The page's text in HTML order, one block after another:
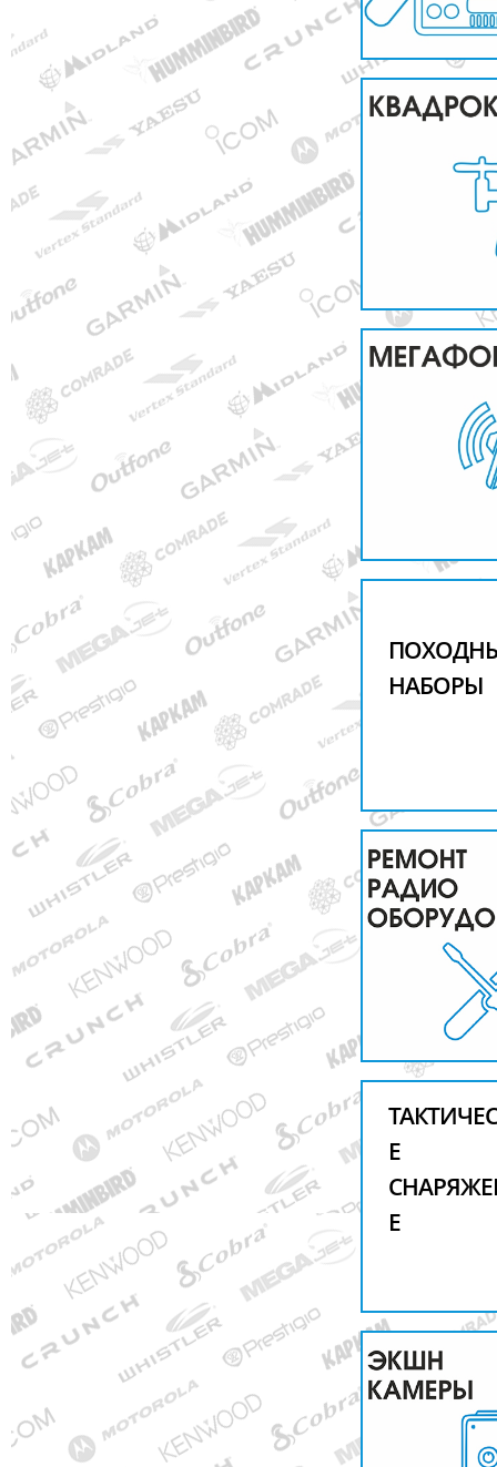
НАБОРЫ
Е
Е